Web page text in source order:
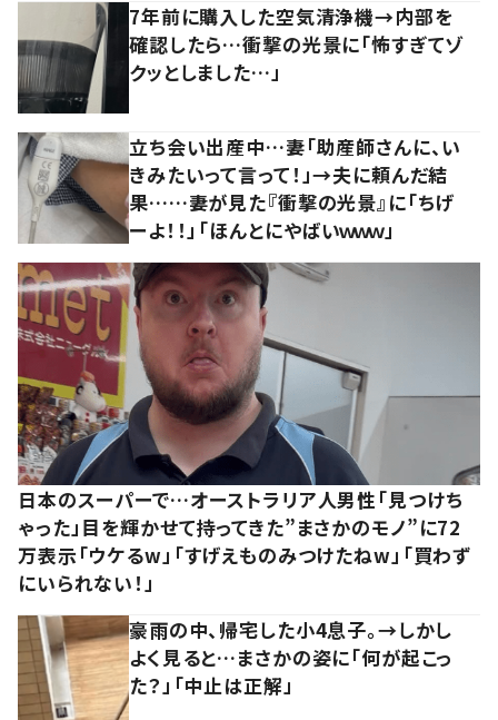
7年前に購入した空気清浄機→内部を
確認したら…衝撃の光景に「怖すぎてゾ
クッとしました…」
立ち会い出産中…妻「助産師さんに、い
きみたいって言って！」→夫に頼んだ結
果……妻が見た『衝撃の光景』に「ちげ
ーよ！！」「ほんとにやばいｗｗｗ」
日本のスーパーで…オーストラリア人男性「見つけち
ゃった」目を輝かせて持ってきた”まさかのモノ”に72
万表示「ウケるw」「すげえものみつけたねw」「買わず
にいられない！」
豪雨の中、帰宅した小4息子。→しかし
よく見ると…まさかの姿に「何が起こっ
た？」「中止は正解」